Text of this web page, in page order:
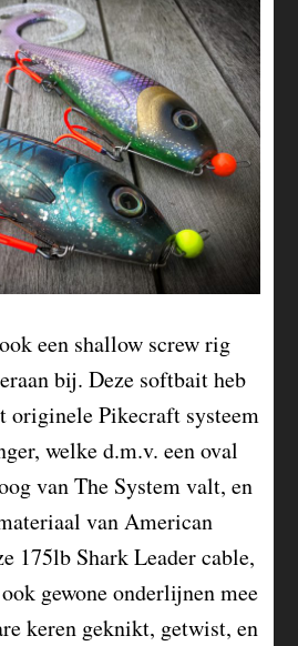
een shallow screw rig
bij. Deze softbait heb
originele Pikecraft systeem
welke d.m.v. een oval
van The System valt, en
van American
175lb Shark Leader cable,
gewone onderlijnen mee
keren geknikt, getwist, en